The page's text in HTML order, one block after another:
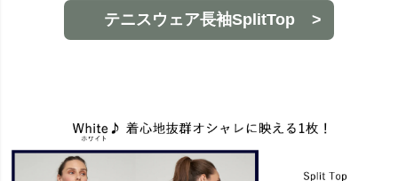
テニスウェア長袖SplitTop